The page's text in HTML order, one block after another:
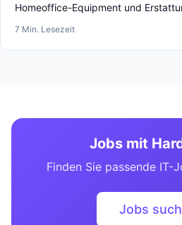
Homeoffice-Equipment und
7 Min. Lesezeit
Jobs mit
Finden Sie passende IT-
Jobs